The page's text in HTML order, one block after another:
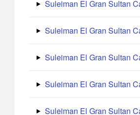
Suleiman El Gran Sultan
Suleiman El Gran Sultan
Suleiman El Gran Sultan
Suleiman El Gran Sultan
Suleiman El Gran Sultan